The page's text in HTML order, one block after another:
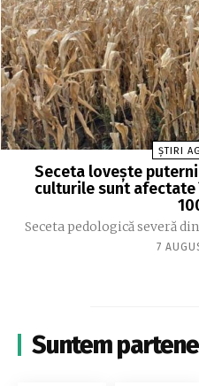
ȘTIRI
Seceta lovește
culturile sunt
Seceta pedologică severă
7
Suntem